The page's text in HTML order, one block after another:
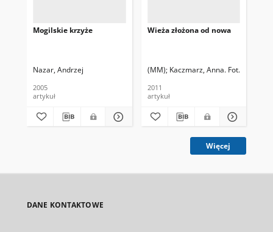
Mogilskie krzyże
Nazar, Andrzej
2005
artykuł
Wieża złożona od nowa
(MM) Kaczmarz, Anna. Fot.
2011
artykuł
Więcej
DANE KONTAKTOWE